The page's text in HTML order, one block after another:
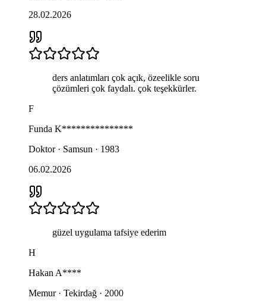
28.02.2026
ders anlatımları çok açık, özeelikle soru
çözümleri çok faydalı. çok teşekkürler.
F
Funda K***************
Doktor · Samsun · 1983
06.02.2026
güzel uygulama tafsiye ederim
H
Hakan A****
Memur · Tekirdağ · 2000